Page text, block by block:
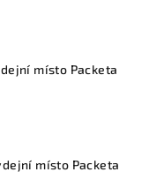
místo Packeta
místo Packeta